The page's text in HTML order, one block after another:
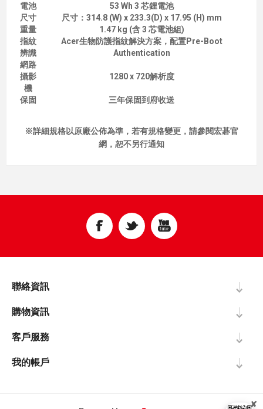
電池
53 Wh 3 芯鋰電池
尺寸
尺寸：314.8 (W) x 233.3(D) x 17.95 (H) mm
重量
1.47 kg (含 3 芯電池組)
指紋
辨識
Acer生物防護指紋解決方案，配置Pre-Boot
Authentication
網路
攝影
機
1280 x 720解析度
保固 三年保固到府收送
※詳細規格以原廠公佈為準，若有規格變更，請參閱宏碁官
網，恕不另行通知
聯絡資訊
購物資訊
客戶服務
我的帳戶
✘